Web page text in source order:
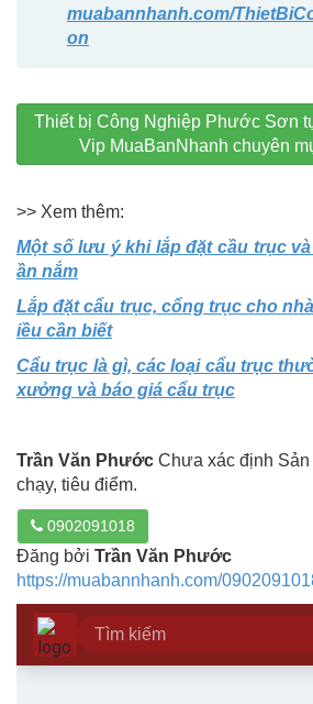
muabannhanh.com/
on
Thiết bị Công Nghiệp Phước Sơn
Vip MuaBanNhanh chuyên
>> Xem thêm:
Một số lưu ý khi lắp đặt cầu trục
ần nắm
Lắp đặt cẩu trục, cổng trục cho
iều cần biết
Cẩu trục là gì, các loại cẩu trục
xưởng và báo giá cẩu trục
Trần Văn Phước Chưa xác định
chạy, tiêu điểm.
0902091018
Đăng bởi Trần Văn Phước
https://muabannhanh.com/